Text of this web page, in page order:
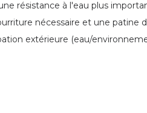
résistance à l'eau plus
nécessaire et une patine
extérieure (eau/